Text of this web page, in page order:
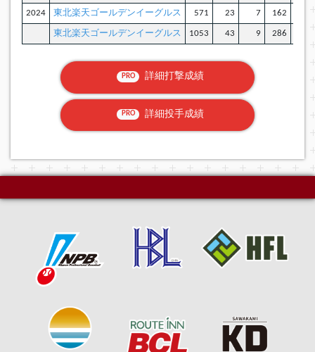
2024 東北楽天ゴールデンイーグルス 571 23 7 162
東北楽天ゴールデンイーグルス 1053 43 9 286
PRO 詳細打撃成績
PRO 詳細投手成績